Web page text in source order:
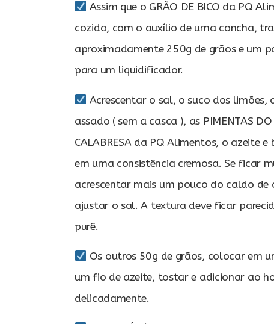
Assim que o GRÃO DE BICO da PQ
cozido, com o auxílio de uma concha,
aproximadamente 250g de grãos e um
para um liquidificador.
Acrescentar o sal, o suco dos limões,
assado ( sem a casca ), as PIMENTAS DO
CALABRESA da PQ Alimentos, o azeite
em uma consistência cremosa. Se ficar
acrescentar mais um pouco do caldo de
ajustar o sal. A textura deve ficar
purê.
Os outros 50g de grãos, colocar em
um fio de azeite, tostar e adicionar ao
delicadamente.